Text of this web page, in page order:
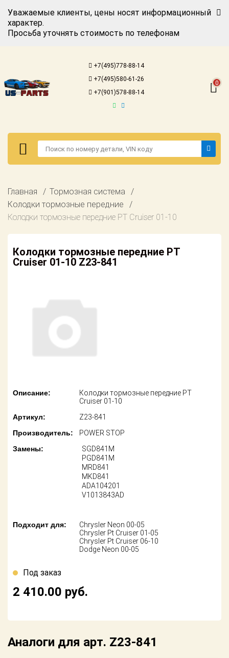
Уважаемые клиенты, цены носят информационный
характер.
Просьба уточнять стоимость по телефонам
+7(495)778-88-14
+7(495)580-61-26
+7(901)578-88-14
0
Авторизация
американских
автомобилей
запросу
техобслуживание
Оплата
Возврат
Регистрация
американских
Онлайн каталоги
Доставка
Оплата
Возврат
заказ
Контакты
Главная
Тормозная система
Колодки тормозные передние
Колодки тормозные передние PT Cruiser 01-10
Колодки тормозные передние PT
Cruiser 01-10 Z23-841
Описание:
Колодки тормозные передние PT
Cruiser 01-10
Артикул:
Z23-841
Производитель:
POWER STOP
Замены:
SGD841M
PGD841M
MRD841
MKD841
ADA104201
V1013843AD
Подходит для:
Chrysler Neon 00-05
Chrysler Pt Cruiser 01-05
Chrysler Pt Cruiser 06-10
Dodge Neon 00-05
Под заказ
2 410.00 руб.
Аналоги для арт. Z23-841